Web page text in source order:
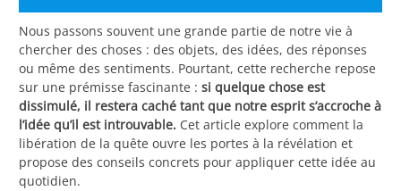
Nous passons souvent une grande partie de notre vie à
chercher des choses : des objets, des idées, des réponses
ou même des sentiments. Pourtant, cette recherche repose
sur une prémisse fascinante : si quelque chose est
dissimulé, il restera caché tant que notre esprit s’accroche à
l’idée qu’il est introuvable. Cet article explore comment la
libération de la quête ouvre les portes à la révélation et
propose des conseils concrets pour appliquer cette idée au
quotidien.